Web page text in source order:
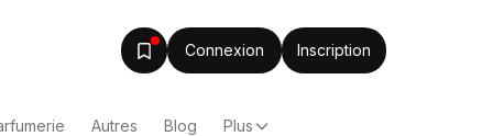
Connexion Inscription
Autres Blog Plus